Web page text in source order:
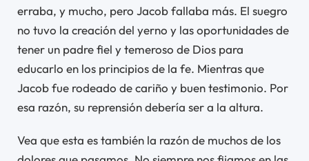
erraba, y mucho, pero Jacob fallaba más. El suegro
no tuvo la creación del yerno y las oportunidades de
tener un padre fiel y temeroso de Dios para
educarlo en los principios de la fe. Mientras que
Jacob fue rodeado de cariño y buen testimonio. Por
esa razón, su reprensión debería ser a la altura.
Vea que esta es también la razón de muchos de los